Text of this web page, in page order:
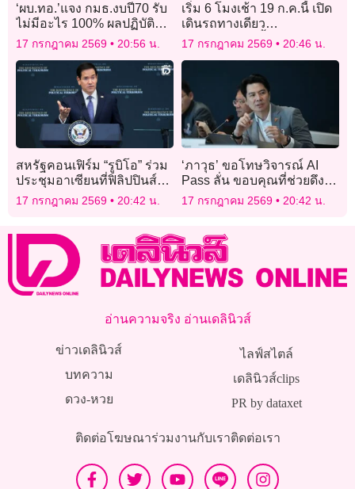
‘ผบ.ทอ.’แจง กมธ.งบปี70 รับ
ไม่มีอะไร 100% ผลปฏิบัติ
การเหตุปะทะ ไทย-กัมพูชา
17 กรกฎาคม 2569 20:56 น.
เริ่ม 6 โมงเช้า 19 ก.ค.นี้ เปิด
เดินรถทางเดียว
ถ.ประชาธิปก ตั้งแต่ “วงเวียน
ใหญ่-แยกบ้านแขก”
17 กรกฎาคม 2569 20:46 น.
สหรัฐคอนเฟิร์ม “รูบิโอ” ร่วม
ประชุมอาเซียนที่ฟิลิปปินส์
พร้อมพบหารือคู่เจรจา
17 กรกฎาคม 2569 20:42 น.
‘ภาวุธ’ ขอโทษวิจารณ์ AI
Pass ลั่น ขอบคุณที่ช่วยดึงส
ติ
17 กรกฎาคม 2569 20:42 น.
อ่านความจริง อ่านเดลินิวส์
ข่าวเดลินิวส์
บทความ
ดวง-หวย
ไลฟ์สไตล์
เดลินิวส์clips
PR by dataxet
ติดต่อโฆษณาร่วมงานกับเราติดต่อเรา